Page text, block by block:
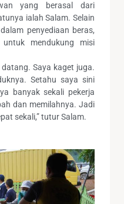
yang berasal dari
ialah Salam. Selain
penyediaan beras,
mendukung misi
Saya kaget juga.
Setahu saya sini
banyak sekali pekerja
dan memilahnya. Jadi
sekali,” tutur Salam.